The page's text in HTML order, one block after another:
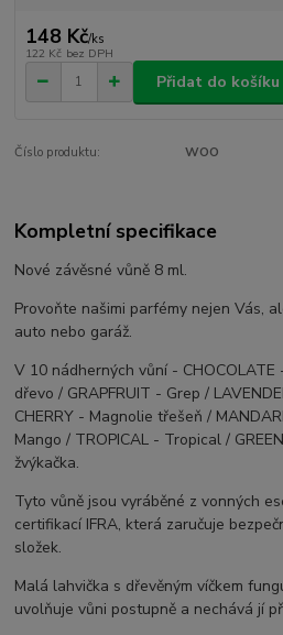
148 Kč/ks
122 Kč bez DPH
Přidat do košíku
Číslo produktu: WOO
Kompletní specifikace
Nové závěsné vůně 8 ml.
Provoňte našimi parfémy nejen Vás,
auto nebo garáž.
V 10 nádherných vůní -
dřevo / GRAPFRUIT - Grep /
CHERRY - Magnolie třešeň /
Mango / TROPICAL - Tropical /
žvýkačka.
Tyto vůně jsou vyráběné z vonných
certifikací IFRA, která zaručuje
složek.
Malá lahvička s dřevěným víčkem
uvolňuje vůni postupně a nechává jí